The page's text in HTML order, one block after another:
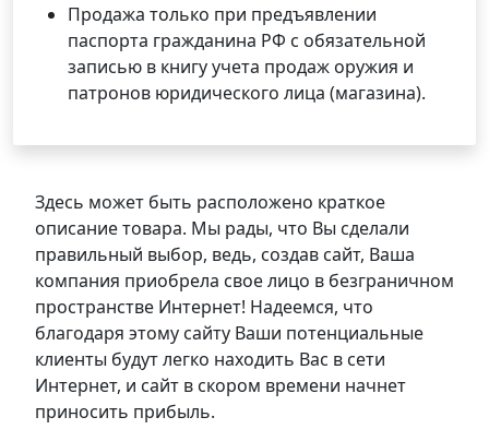
Продажа только при предъявлении
паспорта гражданина РФ с обязательной
записью в книгу учета продаж оружия и
патронов юридического лица (магазина).
Здесь может быть расположено краткое
описание товара. Мы рады, что Вы сделали
правильный выбор, ведь, создав сайт, Ваша
компания приобрела свое лицо в безграничном
пространстве Интернет! Надеемся, что
благодаря этому сайту Ваши потенциальные
клиенты будут легко находить Вас в сети
Интернет, и сайт в скором времени начнет
приносить прибыль.